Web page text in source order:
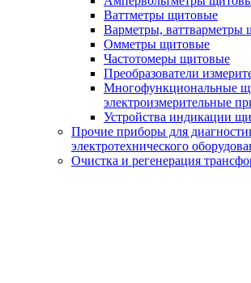
Ваттметры щитовые
Варметры, ваттварметры
Омметры щитовые
Частотомеры щитовые
Преобразователи
Многофункциональные
электроизмерительные
Устройства индикации
Прочие приборы для
электротехнического
Очистка и регенерация